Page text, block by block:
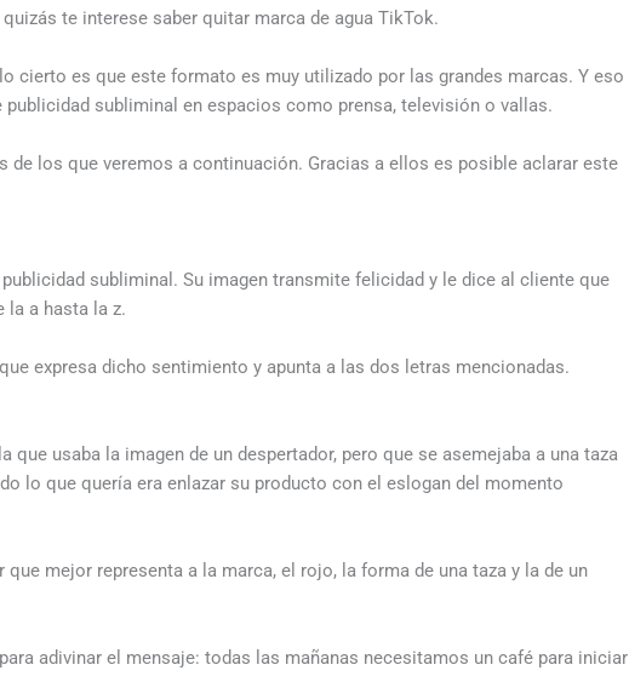
quizás te interese saber quitar marca de agua TikTok.
cierto es que este formato es muy utilizado por las grandes marcas. Y eso
subliminal en espacios como prensa, televisión o vallas.
de los que veremos a continuación. Gracias a ellos es posible aclarar este
subliminal. Su imagen transmite felicidad y le dice al cliente que
la a hasta la z.
expresa dicho sentimiento y apunta a las dos letras mencionadas.
que usaba la imagen de un despertador, pero que se asemejaba a una taza
lo que quería era enlazar su producto con el eslogan del momento
mejor representa a la marca, el rojo, la forma de una taza y la de un
adivinar el mensaje: todas las mañanas necesitamos un café para iniciar